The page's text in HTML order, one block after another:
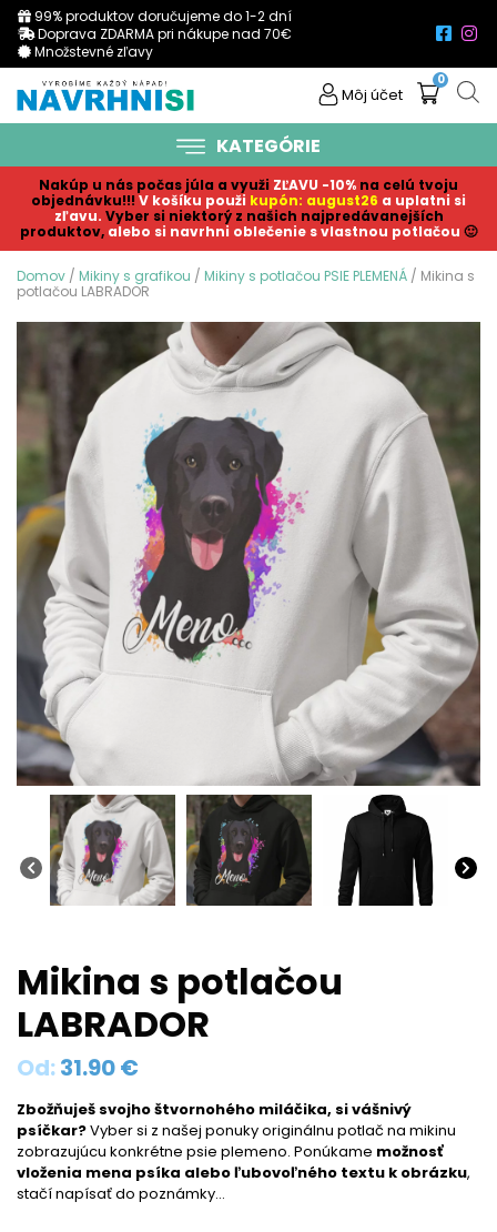
99% produktov doručujeme do 1-2 dní
Doprava ZDARMA pri nákupe nad 70€
Množstevné zľavy
Môj účet
0
KATEGÓRIE
Nakúp u nás počas júla a využi ZĽAVU -10% na celú tvoju
objednávku!!! V košíku použi kupón: august26 a uplatni si
zľavu. Vyber si niektorý z našich najpredávanejších
produktov, alebo si navrhni oblečenie s vlastnou potlačou 🙂
Domov / Mikiny s grafikou / Mikiny s potlačou PSIE PLEMENÁ / Mikina s
potlačou LABRADOR
Mikina s potlačou
LABRADOR
Od:31.90€
Zbožňuješ svojho štvornohého miláčika, si vášnivý
psíčkar?Vyber si z našej ponuky originálnu potlač na mikinu
zobrazujúcu konkrétne psie plemeno. Ponúkame možnosť
vloženia mena psíka alebo ľubovoľného textu k obrázku,
stačí napísať do poznámky…